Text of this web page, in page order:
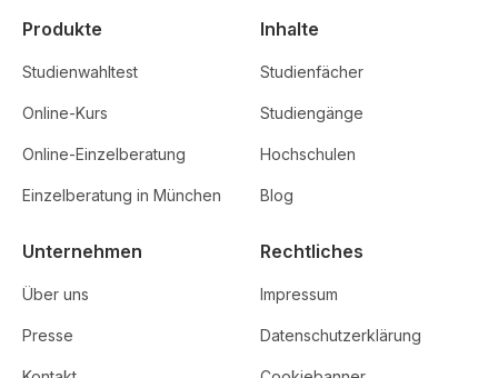
Produkte
Studienwahltest
Online-Kurs
Online-Einzelberatung
Einzelberatung in München
Inhalte
Studienfächer
Studiengänge
Hochschulen
Blog
Unternehmen
Über uns
Presse
Rechtliches
Impressum
Datenschutzerklärung